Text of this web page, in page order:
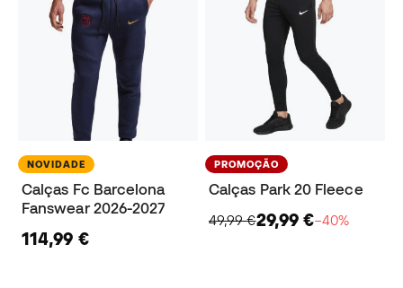
NOVIDADE
Calças Fc Barcelona
Fanswear 2026-2027
114,99 €
PROMOÇÃO
Calças Park 20 Fleece
49,99 €29,99 €−40%